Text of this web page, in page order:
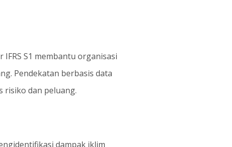
S1 membantu organisasi
Pendekatan berbasis data
risiko dan peluang.
dampak iklim